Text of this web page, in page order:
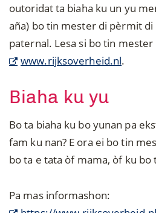
outoridat ta biaha ku un yu
aña) bo tin mester di pèrmit
paternal. Lesa si bo tin
www.rijksoverheid.nl.
Biaha ku yu
Bo ta biaha ku bo yunan pa
fam ku nan? E ora ei bo tin
bo ta e tata òf mama, òf ku
Pa mas informashon: